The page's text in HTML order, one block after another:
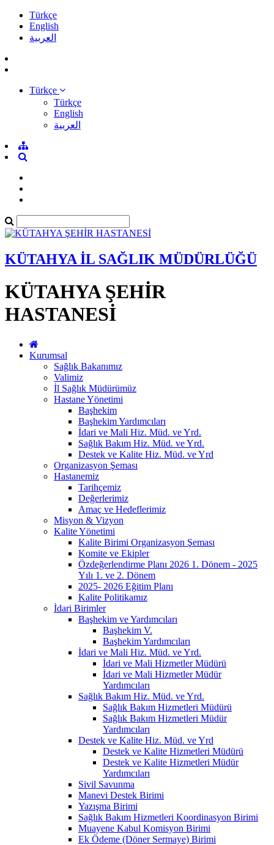
Türkçe
English
العربية
Türkçe
Türkçe
English
العربية
KÜTAHYA İL SAĞLIK MÜDÜRLÜĞÜ
KÜTAHYA ŞEHİR
HASTANESİ
Kurumsal
Sağlık Bakanımız
Valimiz
İl Sağlık Müdürümüz
Hastane Yönetimi
Başhekim
Başhekim Yardımcıları
İdari ve Mali Hiz. Müd. ve Yrd.
Sağlık Bakım Hiz. Müd. ve Yrd.
Destek ve Kalite Hiz. Müd. ve Yrd
Organizasyon Şeması
Hastanemiz
Tarihçemiz
Değerlerimiz
Amaç ve Hedeflerimiz
Misyon & Vizyon
Kalite Yönetimi
Kalite Birimi Organizasyon Şeması
Komite ve Ekipler
Özdeğerlendirme Planı 2026 1. Dönem - 2025
Yılı 1. ve 2. Dönem
2025- 2026 Eğitim Planı
Kalite Politikamız
İdari Birimler
Başhekim ve Yardımcıları
Başhekim V.
Başhekim Yardımcıları
İdari ve Mali Hiz. Müd. ve Yrd.
İdari ve Mali Hizmetler Müdürü
İdari ve Mali Hizmetler Müdür
Yardımcıları
Sağlık Bakım Hiz. Müd. ve Yrd.
Sağlık Bakım Hizmetleri Müdürü
Sağlık Bakım Hizmetleri Müdür
Yardımcıları
Destek ve Kalite Hiz. Müd. ve Yrd
Destek ve Kalite Hizmetleri Müdürü
Destek ve Kalite Hizmetleri Müdür
Yardımcıları
Sivil Savunma
Manevi Destek Birimi
Yazışma Birimi
Sağlık Bakım Hizmetleri Koordinasyon Birimi
Muayene Kabul Komisyon Birimi
Ek Ödeme (Döner Sermaye) Birimi